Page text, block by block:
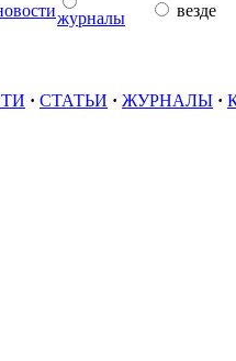
журналы
везде
· СТАТЬИ · ЖУРНАЛЫ ·